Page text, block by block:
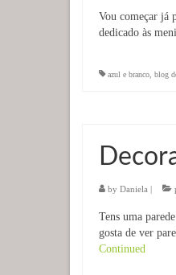
Vou começar já
dedicado às
azul e branco blog
by Daniela |
Tens uma
gosta de ver
Continued